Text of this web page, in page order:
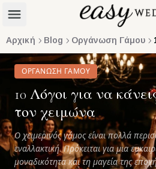
Αρχική Blog Οργάνωση Γάμου
ΟΡΓΆΝΩΣΗ ΓΆΜΟΥ
10 Λόγοι για να
τον χειμώνα
Ο χειμερινός γάμος είναι πολλά
εναλλακτική. Πρόκειται για μια
μοναδικότητα και τη μαγεία της